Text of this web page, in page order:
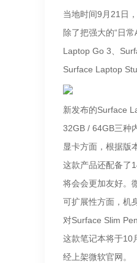
当地时间9月21日
除了把强大的“日
Laptop Go 3、
Surface Laptop
新发布的Surface
32GB / 64GB三种
显卡方面，根据版
这款产品还配备了
将会会更加友好。
可扩展性方面，机
对Surface Slim
这款笔记本将于10
经上架微软官网。